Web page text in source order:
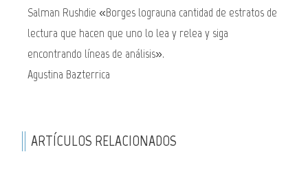
Salman Rushdie «Borges lograuna cantidad de estratos de
lectura que hacen que uno lo lea y relea y siga
encontrando líneas de análisis».
Agustina Bazterrica
ARTÍCULOS RELACIONADOS